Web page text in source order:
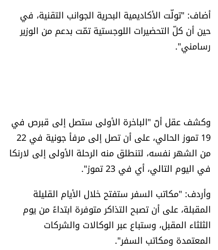
أضاف: "تولّت الأكاديمية البحرية الجوانب التقنية، في
حين أن كلّ التحضيرات اللوجستية تمّت بدعم من الوزير
رسامني".
وكشف عقل أنّ "الباخرة الأولى ستصل إلى قبرص في
19 تموز الحالي، على أن تصل إلى مرفأ جونية في 22
من الشهر نفسه، لتنطلق منه الرحلة الأولى إلى لارنكا
في اليوم التالي، أي في 23 تموز".
وأردف: "مكاتب السفر ستفتح خلال الأيام القليلة
المقبلة، على أن تصبح التذاكر متوفرة ابتداءً من يوم
الثلثاء المقبل، وستباع عبر الوكالات والشركات
المعتمدة ومكاتب السفر".